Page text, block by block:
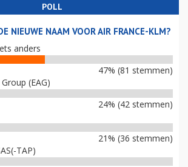
POLL
NIEUWE NAAM VOOR AIR FRANCE-KLM?
anders
47% (81 stemmen)
(EAG)
24% (42 stemmen)
21% (36 stemmen)
TAP)